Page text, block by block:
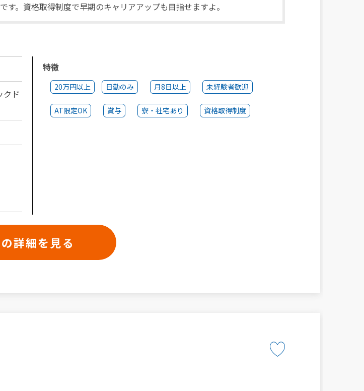
。資格取得制度で早期のキャリアアップも目指せますよ。
クド
特徴
20万円以上 日勤のみ 月8日以上 未経験者歓迎
AT限定OK 賞与 寮・社宅あり 資格取得制度
詳細を見る